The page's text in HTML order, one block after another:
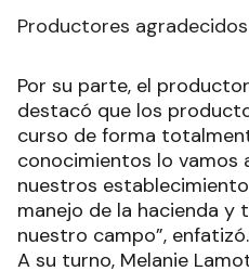
Productores agradecidos
Por su parte, el
destacó que los
curso de forma
conocimientos lo vamos
nuestros
manejo de la hacienda y
nuestro campo”, enfatizó.
A su turno, Melanie